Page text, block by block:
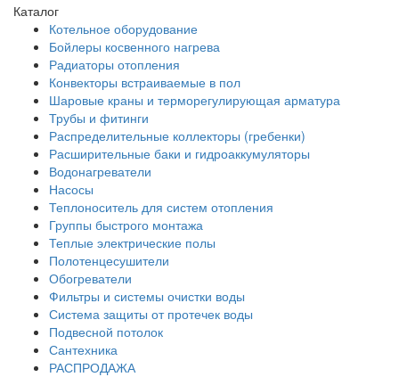
Каталог
Котельное оборудование
Бойлеры косвенного нагрева
Радиаторы отопления
Конвекторы встраиваемые в пол
Шаровые краны и терморегулирующая арматура
Трубы и фитинги
Распределительные коллекторы (гребенки)
Расширительные баки и гидроаккумуляторы
Водонагреватели
Насосы
Теплоноситель для систем отопления
Группы быстрого монтажа
Теплые электрические полы
Полотенцесушители
Обогреватели
Фильтры и системы очистки воды
Система защиты от протечек воды
Подвесной потолок
Сантехника
РАСПРОДАЖА